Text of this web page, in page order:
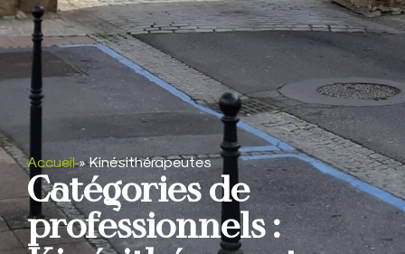
Accueil»Kinésithérapeutes
Catégories de
professionnels :